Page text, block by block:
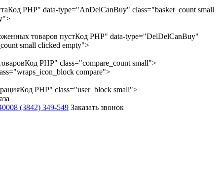
Код PHP" data-type="AnDelCanBuy" class="basket_count small
товаров пустКод PHP" data-type="DelDelCanBuy"
small clicked empty">
Код PHP" class="compare_count small">
compare">
Код PHP" class="user_block small">
8 (3842) 349-549 Заказать звонок